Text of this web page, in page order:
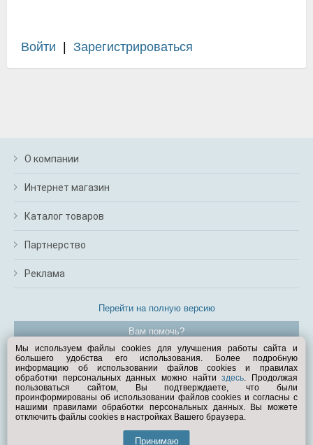
Войти Зарегистрироваться
О компании
Интернет магазин
Каталог товаров
Партнерство
Реклама
Перейти на полную версию
Вам помочь?
© Exist.ru 1998—2026
Мы используем файлы cookies для улучшения работы сайта и
большего удобства его использования. Более подробную
информацию об использовании файлов cookies и правилах
обработки персональных данных можно найтиздесь. Продолжая
пользоваться сайтом, Вы подтверждаете, что были
проинформированы об использовании файлов cookies и согласны с
нашими правилами обработки персональных данных. Вы можете
отключить файлы cookies в настройках Вашего браузера.
Принимаю